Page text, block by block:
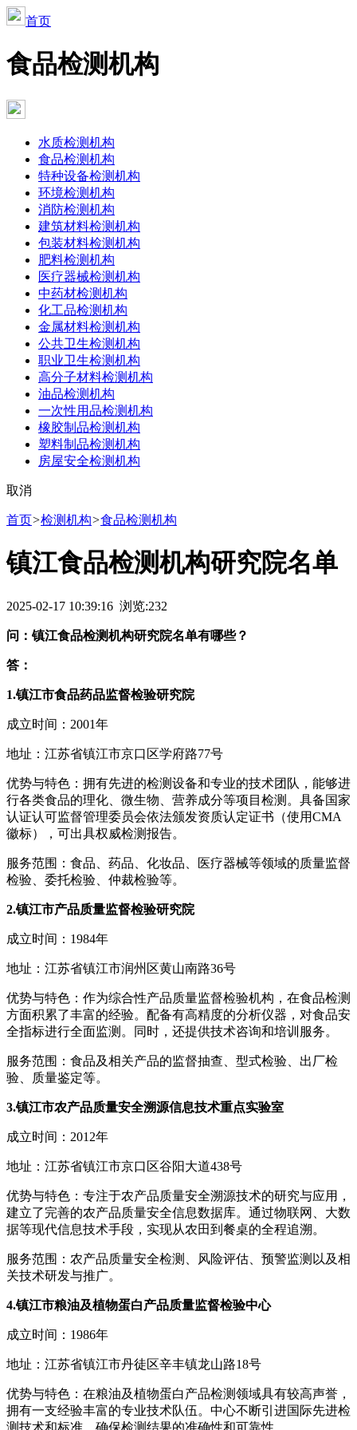
首页
食品检测机构
水质检测机构
食品检测机构
特种设备检测机构
环境检测机构
消防检测机构
建筑材料检测机构
包装材料检测机构
肥料检测机构
医疗器械检测机构
中药材检测机构
化工品检测机构
金属材料检测机构
公共卫生检测机构
职业卫生检测机构
高分子材料检测机构
油品检测机构
一次性用品检测机构
橡胶制品检测机构
塑料制品检测机构
房屋安全检测机构
取消
首页>检测机构>食品检测机构
镇江食品检测机构研究院名单
2025-02-17 10:39:16 浏览:232
问：镇江食品检测机构研究院名单有哪些？
答：
1.镇江市食品药品监督检验研究院
成立时间：2001年
地址：江苏省镇江市京口区学府路77号
优势与特色：拥有先进的检测设备和专业的技术团队，能够进
行各类食品的理化、微生物、营养成分等项目检测。具备国家
认证认可监督管理委员会依法颁发资质认定证书（使用CMA
徽标），可出具权威检测报告。
服务范围：食品、药品、化妆品、医疗器械等领域的质量监督
检验、委托检验、仲裁检验等。
2.镇江市产品质量监督检验研究院
成立时间：1984年
地址：江苏省镇江市润州区黄山南路36号
优势与特色：作为综合性产品质量监督检验机构，在食品检测
方面积累了丰富的经验。配备有高精度的分析仪器，对食品安
全指标进行全面监测。同时，还提供技术咨询和培训服务。
服务范围：食品及相关产品的监督抽查、型式检验、出厂检
验、质量鉴定等。
3.镇江市农产品质量安全溯源信息技术重点实验室
成立时间：2012年
地址：江苏省镇江市京口区谷阳大道438号
优势与特色：专注于农产品质量安全溯源技术的研究与应用，
建立了完善的农产品质量安全信息数据库。通过物联网、大数
据等现代信息技术手段，实现从农田到餐桌的全程追溯。
服务范围：农产品质量安全检测、风险评估、预警监测以及相
关技术研发与推广。
4.镇江市粮油及植物蛋白产品质量监督检验中心
成立时间：1986年
地址：江苏省镇江市丹徒区辛丰镇龙山路18号
优势与特色：在粮油及植物蛋白产品检测领域具有较高声誉，
拥有一支经验丰富的专业技术队伍。中心不断引进国际先进检
测技术和标准，确保检测结果的准确性和可靠性。